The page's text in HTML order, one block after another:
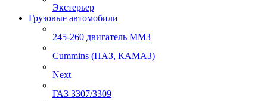
Экстерьер
Грузовые автомобили
245-260 двигатель ММЗ
Cummins (ПАЗ, КАМАЗ)
Next
ГАЗ 3307/3309